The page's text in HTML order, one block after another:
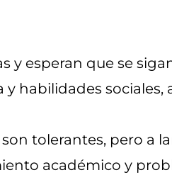
y esperan que se
habilidades sociales,
tolerantes, pero a
académico y